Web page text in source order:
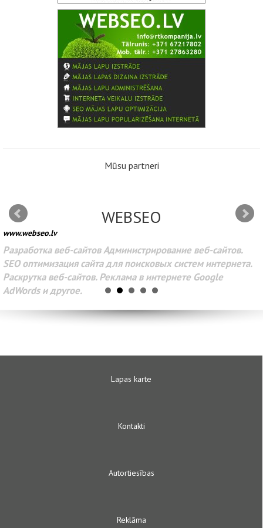
Mūsu partneri
WEBSEO
www.webseo.lv
Разработка веб-сайтов Администрирование веб-сайтов.
SEO оптимизация сайта для поисковых систем интернета.
Раскрутка веб-сайтов. Реклама в интернете Google
AdWords и другое.
Lapas karte
Kontakti
Autortiesības
Reklāma